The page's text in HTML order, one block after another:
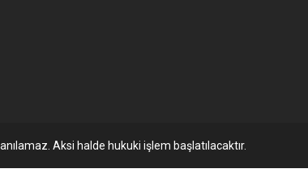
Aksi halde hukuki işlem başlatılacaktır.